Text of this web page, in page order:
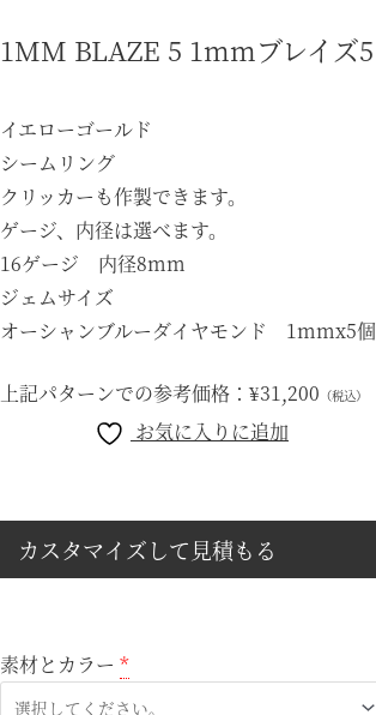
1MM BLAZE 5 1mmブレイズ5
イエローゴールド
シームリング
クリッカーも作製できます。
ゲージ、内径は選べます。
16ゲージ 内径8mm
ジェムサイズ
オーシャンブルーダイヤモンド 1mmx5個
上記パターンでの参考価格： ¥31,200 （税込）
お気に入りに追加
カスタマイズして見積もる
素材とカラー *